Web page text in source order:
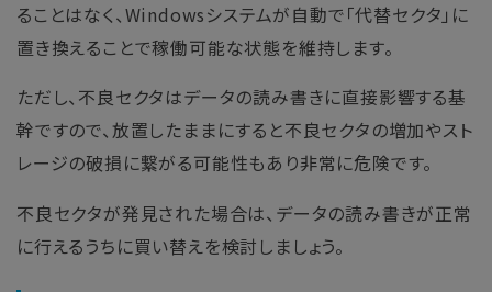
ることはなく、Windowsシステムが自動で「代替セクタ」に
置き換えることで稼働可能な状態を維持します。
ただし、不良セクタはデータの読み書きに直接影響する基
幹ですので、放置したままにすると不良セクタの増加やスト
レージの破損に繋がる可能性もあり非常に危険です。
不良セクタが発見された場合は、データの読み書きが正常
に行えるうちに買い替えを検討しましょう。